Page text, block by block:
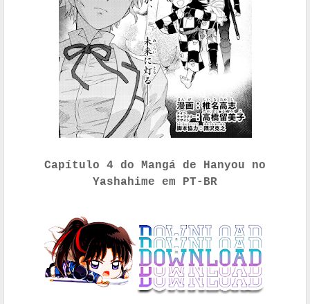
Capítulo 4 do Mangá de Hanyou no
Yashahime em PT-BR